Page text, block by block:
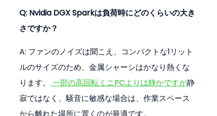
Q: Nvidia DGX Sparkは負荷時にどのくらいの大き
さですか？
A: ファンのノイズは聞こえ、コンパクトな1リット
ルのサイズのため、金属シャーシはかなり熱くな
ります。
一部の高回転ミニPCよりは静かですが静
寂ではなく、騒音に敏感な場合は、作業スペース